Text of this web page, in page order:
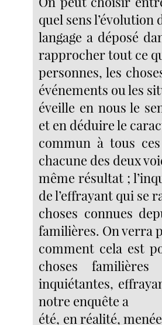
quel sens l’évolution
langage a déposé
rapprocher tout ce
personnes, les
événements ou les
éveille en nous le
et en déduire le
commun à tous
chacune des deux
même résultat ;
de l’effrayant qui se
choses connues
familières. On verra
comment cela est
choses familières
inquiétantes,
notre enquête a
été, en réalité,